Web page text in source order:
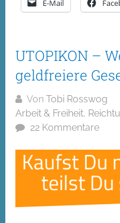
E-Mail
UTOPIKON –
geldfreiere
VonTobi Rosswog
Arbeit & Freiheit,
22 Kommentare